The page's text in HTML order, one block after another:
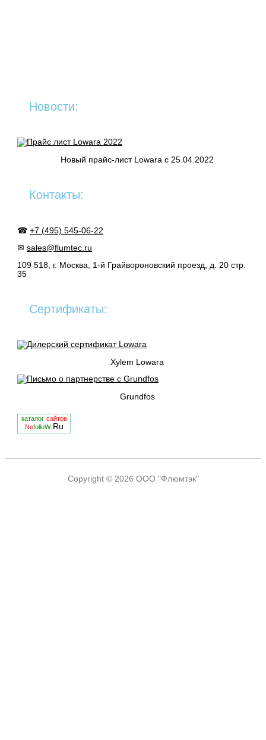
Новости:
Новый прайс-лист Lowara c 25.04.2022
Контакты:
☎+7 (495) 545-06-22
✉sales@flumtec.ru
109 518, г. Москва, 1-й Грайвороновский проезд, д. 20 стр.
35
Сертификаты:
Xylem Lowara
Grundfos
каталог сайтов
NofolloW.Ru
Copyright © 2026 ООО "Флюмтэк"